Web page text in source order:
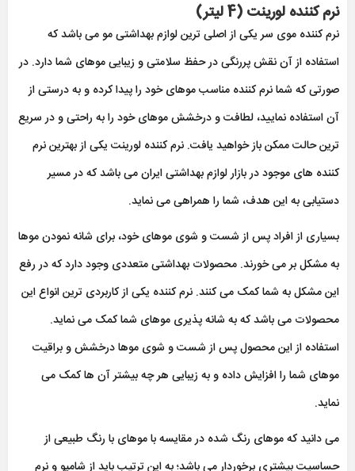
نرم کننده لورینت (4 ليتر)
نرم کننده موی سر یکی از اصلی ترین لوازم بهداشتی مو می باشد که
استفاده از آن نقش پررنگی در حفظ سلامتی و زیبایی موهای شما دارد. در
صورتی که شما نرم کننده مناسب موهای خود را پیدا کرده و به درستی از
آن استفاده نمایید، لطافت و درخشش موهای خود را به راحتی و در سریع
ترین حالت ممکن باز خواهید یافت. نرم کننده لورینت یکی از بهترین نرم
کننده های موجود در بازار لوازم بهداشتی ایران می باشد که در مسیر
دستیابی به این هدف، شما را همراهی می نماید.
بسیاری از افراد پس از شست و شوی موهای خود، برای شانه نمودن موها
به مشکل بر می خورند. محصولات بهداشتی متعددی وجود دارد که در رفع
این مشکل به شما کمک می کنند. نرم کننده یکی از کاربردی ترین انواع این
محصولات می باشد که به شانه پذیری موهای شما کمک می نماید.
استفاده از این محصول پس از شست و شوی موها درخشش و براقیت
موهای شما را افزایش داده و به زیبایی هر چه بیشتر آن ها کمک می
نماید.
می دانید که موهای رنگ شده در مقایسه با موهای با رنگ طبیعی از
حساسیت بیشتری برخوردار می باشد؛ به این ترتیب باید از شامپو و نرم